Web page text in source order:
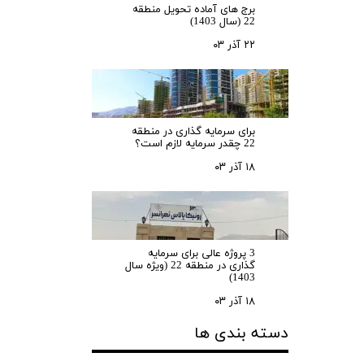
برج های آماده تحویل منطقه
22 (سال 1403)
۲۲ آذر ۰۳
برای سرمایه‌ گذاری در منطقه
22 چقدر سرمایه لازم است؟
۱۸ آذر ۰۳
3 پروژه عالی برای سرمایه
گذاری در منطقه 22 (ویژه سال
1403)
۱۸ آذر ۰۳
دسته بندی ها